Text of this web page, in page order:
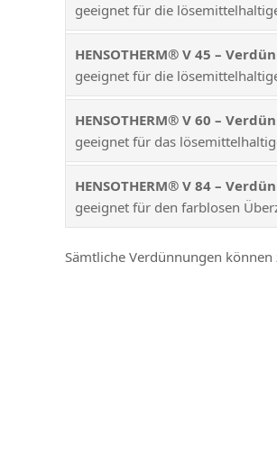
geeignet für die
HENSOTHERM® V 45 –
geeignet für die
HENSOTHERM® V 60 –
geeignet für das
HENSOTHERM® V 84 –
geeignet für den farblosen
Sämtliche Verdünnungen